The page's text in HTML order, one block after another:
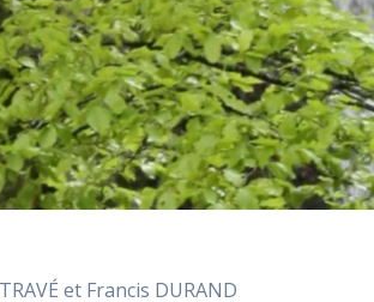
et Francis DURAND